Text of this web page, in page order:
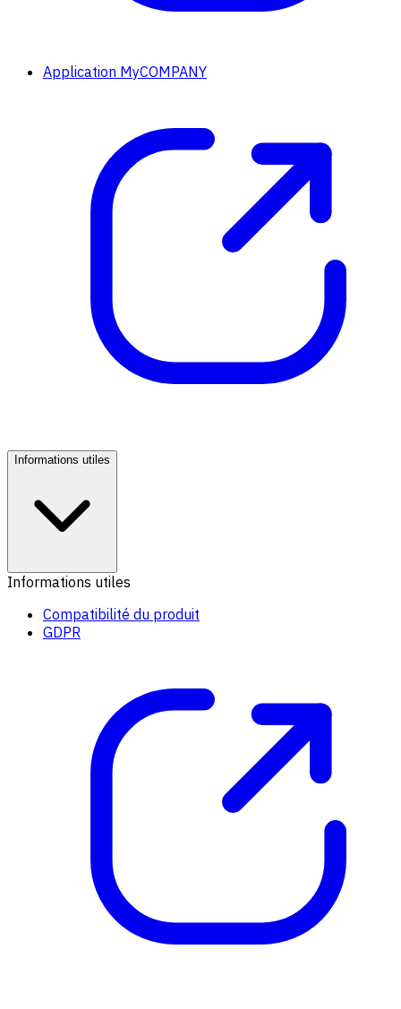
Application MyCOMPANY
Informations utiles
Informations utiles
Compatibilité du produit
GDPR